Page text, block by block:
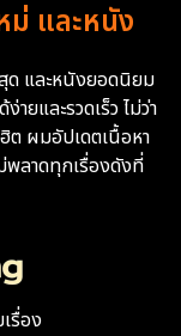
366
332
9
ม่ และหนัง
ด และหนังยอดนิยม
ายและรวดเร็ว ไม่ว่า
ต ผมอัปเดตเนื้อหา
พลาดทุกเรื่องดังที่
รื่อง